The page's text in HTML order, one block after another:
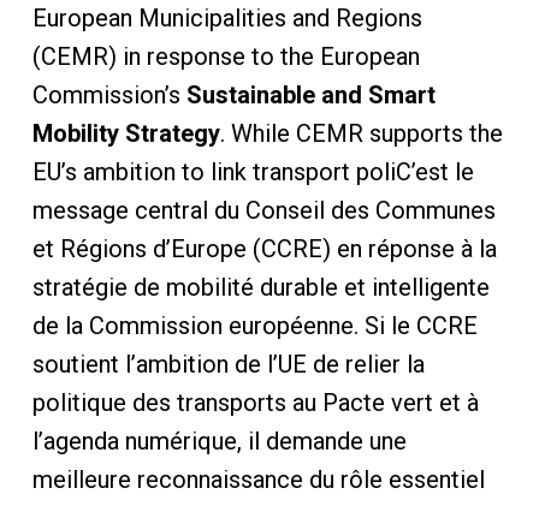
European Municipalities and Regions
(CEMR) in response to the European
Commission’s Sustainable and Smart
Mobility Strategy. While CEMR supports the
EU’s ambition to link transport poliC’est le
message central du Conseil des Communes
et Régions d’Europe (CCRE) en réponse à la
stratégie de mobilité durable et intelligente
de la Commission européenne. Si le CCRE
soutient l’ambition de l’UE de relier la
politique des transports au Pacte vert et à
l’agenda numérique, il demande une
meilleure reconnaissance du rôle essentiel